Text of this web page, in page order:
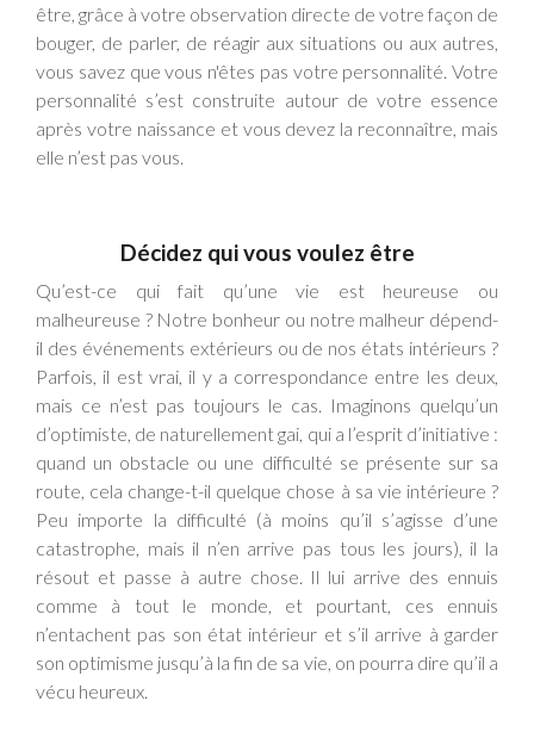
être, grâce à votre observation directe de votre façon de
bouger, de parler, de réagir aux situations ou aux autres,
vous savez que vous n'êtes pas votre personnalité. Votre
personnalité s’est construite autour de votre essence
après votre naissance et vous devez la reconnaître, mais
elle n’est pas vous.
Décidez qui vous voulez être
Qu’est-ce qui fait qu’une vie est heureuse ou
malheureuse ? Notre bonheur ou notre malheur dépend-
il des événements extérieurs ou de nos états intérieurs ?
Parfois, il est vrai, il y a correspondance entre les deux,
mais ce n’est pas toujours le cas. Imaginons quelqu’un
d’optimiste, de naturellement gai, qui a l’esprit d’initiative :
quand un obstacle ou une difficulté se présente sur sa
route, cela change-t-il quelque chose à sa vie intérieure ?
Peu importe la difficulté (à moins qu’il s’agisse d’une
catastrophe, mais il n’en arrive pas tous les jours), il la
résout et passe à autre chose. Il lui arrive des ennuis
comme à tout le monde, et pourtant, ces ennuis
n’entachent pas son état intérieur et s’il arrive à garder
son optimisme jusqu’à la fin de sa vie, on pourra dire qu’il a
vécu heureux.